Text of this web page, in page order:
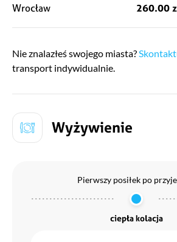
Wrocław 260.00
Nie znalazłeś swojego miasta?
transport indywidualnie.
Wyżywienie
Pierwszy posiłek po
ciepła kolacja